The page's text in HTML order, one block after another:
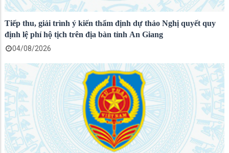
Tiếp thu, giải trình ý kiến thẩm định dự thảo Nghị quyết quy
định lệ phí hộ tịch trên địa bàn tỉnh An Giang
04/08/2026